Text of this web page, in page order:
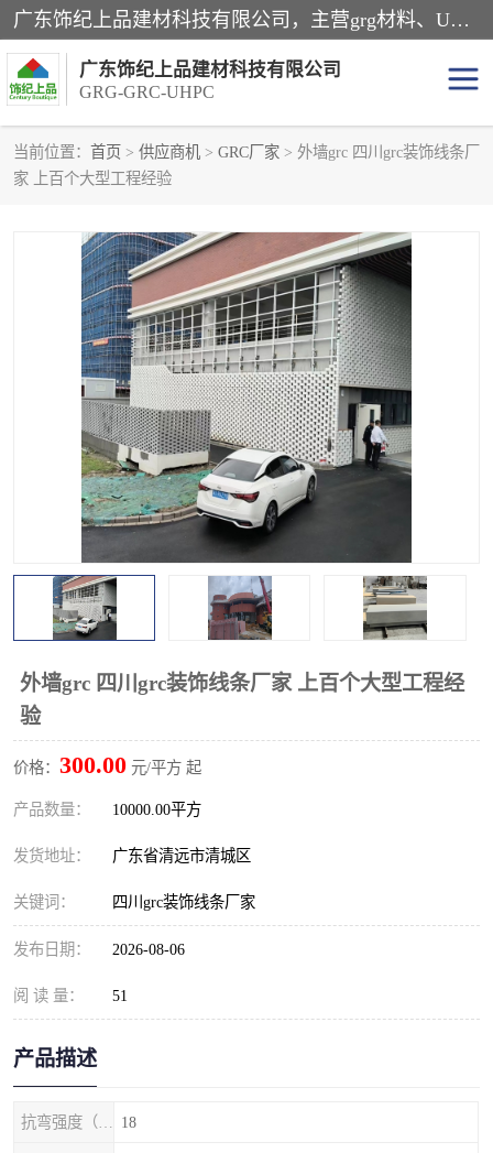
广东饰纪上品建材科技有限公司，主营grg材料、UHPC板、grc构件、uhpc幕墙板、grg厂家、grc厂家、uhpc厂家、GRG吊顶、grg石膏板、grg构件、外墙grc线条、grg造型、grg材料定制，uhpc高性能混凝土，uhpc构件，uhpc镂空挂板，grg材料生产厂家，广东grg厂家，广东grc厂家，联系方式*，2万平厂房，如果您对我公司的产品服务感兴趣，请联系我们。
广东饰纪上品建材科技有限公司
GRG-GRC-UHPC
当前位置： 首页 > 供应商机 > GRC厂家 > 外墙grc 四川grc装饰线条厂
家 上百个大型工程经验
外墙grc 四川grc装饰线条厂家 上百个大型工程经
验
价格： 300.00 元/平方 起
产品数量： 10000.00平方
发货地址： 广东省清远市清城区
关键词： 四川grc装饰线条厂家
发布日期： 2026-08-06
阅 读 量： 51
产品描述
18
GRG构件
UHPC构件 发泡陶瓷装饰构件
GRG造型 GRC厂家
GRG吊顶 GRG材料生产厂家
UHPC幕墙板 GRC树池坐凳
UHPC树池坐凳